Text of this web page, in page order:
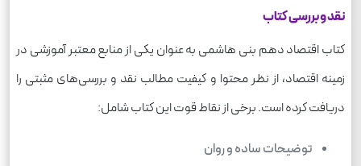
نقد و بررسی کتاب
کتاب اقتصاد دهم بنی هاشمی به عنوان یکی از منابع معتبر آموزشی در
زمینه اقتصاد، از نظر محتوا و کیفیت مطالب نقد و بررسی‌های مثبتی را
دریافت کرده است. برخی از نقاط قوت این کتاب شامل:
توضیحات ساده و روان